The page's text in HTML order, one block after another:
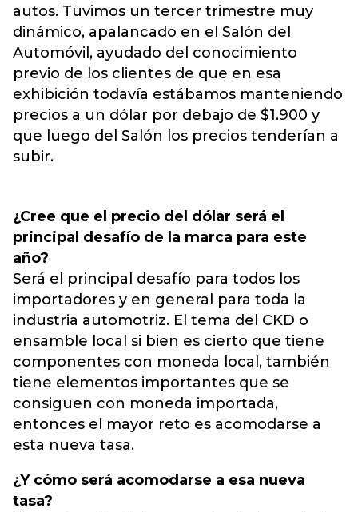
autos. Tuvimos un tercer trimestre muy
dinámico, apalancado en el Salón del
Automóvil, ayudado del conocimiento
previo de los clientes de que en esa
exhibición todavía estábamos manteniendo
precios a un dólar por debajo de $1.900 y
que luego del Salón los precios tenderían a
subir.
¿Cree que el precio del dólar será el
principal desafío de la marca para este
año?
Será el principal desafío para todos los
importadores y en general para toda la
industria automotriz. El tema del CKD o
ensamble local si bien es cierto que tiene
componentes con moneda local, también
tiene elementos importantes que se
consiguen con moneda importada,
entonces el mayor reto es acomodarse a
esta nueva tasa.
¿Y cómo será acomodarse a esa nueva
tasa?